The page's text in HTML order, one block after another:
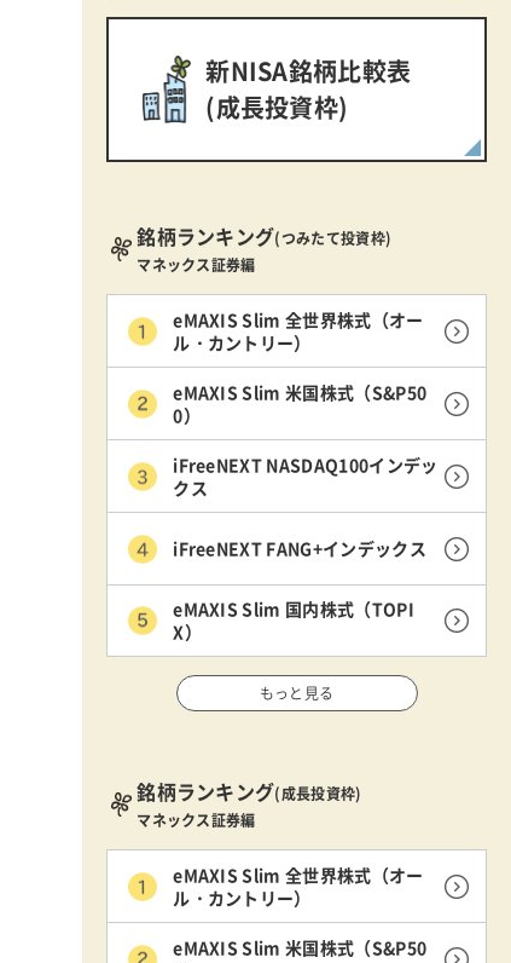
新NISA銘柄比較表
(成長投資枠)
銘柄ランキング(つみたて投資枠)
マネックス証券編
eMAXIS Slim 全世界株式（オー
ル・カントリー）
eMAXIS Slim 米国株式（S&P50
0）
iFreeNEXT NASDAQ100インデッ
クス
iFreeNEXT FANG+インデックス
eMAXIS Slim 国内株式（TOPI
X）
もっと見る
銘柄ランキング(成長投資枠)
マネックス証券編
eMAXIS Slim 全世界株式（オー
ル・カントリー）
eMAXIS Slim 米国株式（S&P50